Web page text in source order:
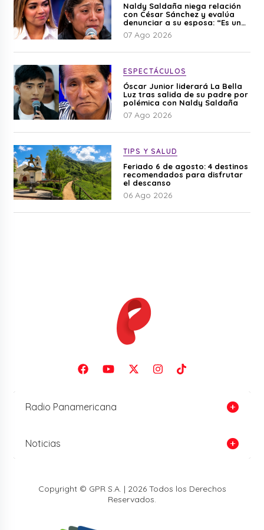
Naldy Saldaña niega relación
con César Sánchez y evalúa
denunciar a su esposa: “Es una
difamación”
07 Ago 2026
ESPECTÁCULOS
Óscar Junior liderará La Bella
Luz tras salida de su padre por
polémica con Naldy Saldaña
07 Ago 2026
TIPS Y SALUD
Feriado 6 de agosto: 4 destinos
recomendados para disfrutar
el descanso
06 Ago 2026
Radio Panamericana
Noticias
Copyright © GPR S.A. | 2026 Todos los Derechos
Reservados.